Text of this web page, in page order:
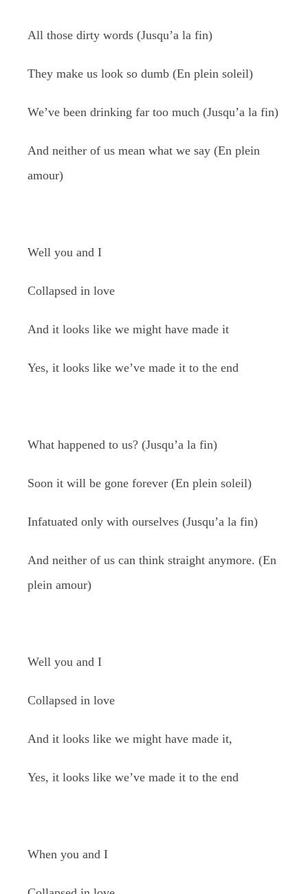
All those dirty words (Jusqu’a la fin)
They make us look so dumb (En plein soleil)
We’ve been drinking far too much (Jusqu’a la fin)
And neither of us mean what we say (En plein
amour)
Well you and I
Collapsed in love
And it looks like we might have made it
Yes, it looks like we’ve made it to the end
What happened to us? (Jusqu’a la fin)
Soon it will be gone forever (En plein soleil)
Infatuated only with ourselves (Jusqu’a la fin)
And neither of us can think straight anymore. (En
plein amour)
Well you and I
Collapsed in love
And it looks like we might have made it,
Yes, it looks like we’ve made it to the end
When you and I